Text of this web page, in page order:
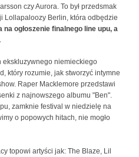
czy Aurora. To był przedsmak
Lollapaloozy Berlin, która odbędzie
na ogłoszenie finalnego line upu, a
ekskluzywnego niemieckiego
który rozumie, jak stworzyć intymne
Raper Macklemore przedstawi
z najnowszego albumu "Ben".
zamknie festival w niedzielę na
o popowych hitach, nie mogło
topowi artyści jak: The Blaze, Lil